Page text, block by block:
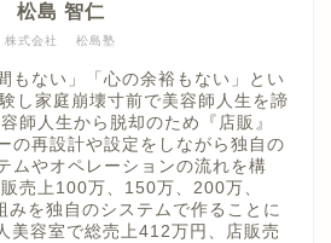
株式会社 松島塾
松島 智仁
もない」「心の余裕もない」とい
し家庭崩壊寸前で美容師人生を諦
師人生から脱却のため『店販』
の再設計や設定をしながら独自の
ムやオペレーションの流れを構
売上100万、150万、200万、
みを独自のシステムで作ることに
美容室で総売上412万円、店販売